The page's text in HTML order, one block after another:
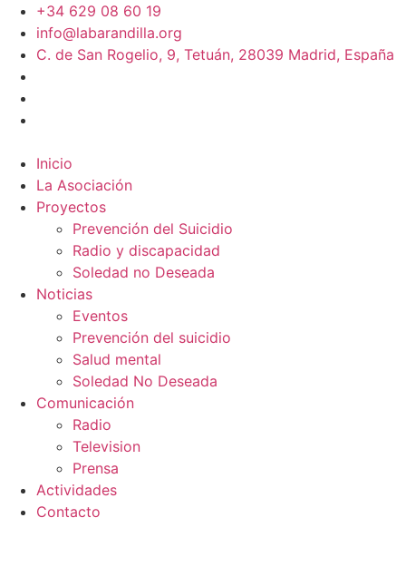
+34 629 08 60 19
info@labarandilla.org
C. de San Rogelio, 9, Tetuán, 28039 Madrid, España
Inicio
La Asociación
Proyectos
Prevención del Suicidio
Radio y discapacidad
Soledad no Deseada
Noticias
Eventos
Prevención del suicidio
Salud mental
Soledad No Deseada
Comunicación
Radio
Television
Prensa
Actividades
Contacto